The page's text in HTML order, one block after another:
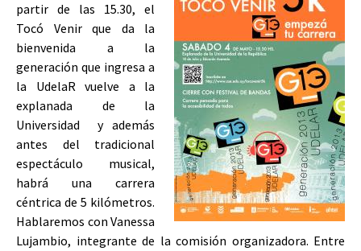
partir de las 15.30, el
Tocó Venir que da la
bienvenida a la
generación que ingresa a
la UdelaR vuelve a la
explanada de la
Universidad y además
antes del tradicional
espectáculo musical,
habrá una carrera
céntrica de 5 kilómetros.
Hablaremos con Vanessa
Lujambio, integrante de la comisión organizadora. Entre